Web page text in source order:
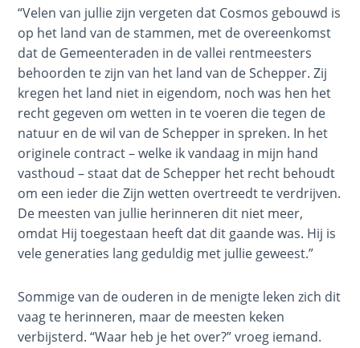
op
een
missie
om
licht
te
brengen
aan
anderen.
Dit
is
een
roman
is
ontworpen
om
The
Rapture in
the Light of
Tabernacles
The
Biblical
Meaning
of
Numbers
If God
Could
Everyone
- Would
He?
“Velen van jullie zijn vergeten dat Cosmos gebouwd is
op het land van de stammen, met de overeenkomst
dat de Gemeenteraden in de vallei rentmeesters
behoorden te zijn van het land van de Schepper. Zij
kregen het land niet in eigendom, noch was hen het
recht gegeven om wetten in te voeren die tegen de
natuur en de wil van de Schepper in spreken. In het
originele contract – welke ik vandaag in mijn hand
vasthoud – staat dat de Schepper het recht behoudt
om een ieder die Zijn wetten overtreedt te verdrijven.
De meesten van jullie herinneren dit niet meer,
omdat Hij toegestaan heeft dat dit gaande was. Hij is
vele generaties lang geduldig met jullie geweest.”
Sommige van de ouderen in de menigte leken zich dit
vaag te herinneren, maar de meesten keken
verbijsterd. “Waar heb je het over?” vroeg iemand.